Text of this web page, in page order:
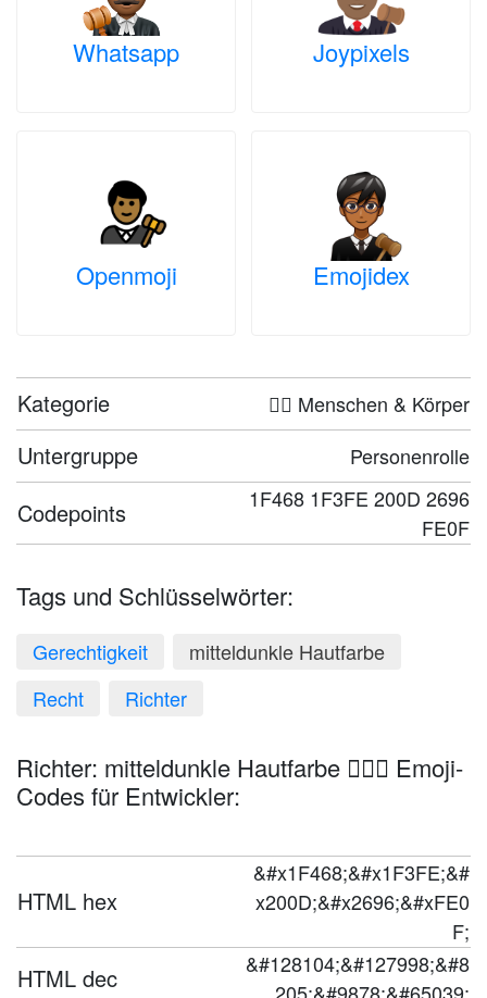
Whatsapp Joypixels
Openmoji Emojidex
Kategorie 🤦‍♀️ Menschen & Körper
Untergruppe Personenrolle
Codepoints
1F468 1F3FE 200D 2696
FE0F
Tags und Schlüsselwörter:
Gerechtigkeit
mitteldunkle Hautfarbe
Recht
Richter
Richter: mitteldunkle Hautfarbe 👨🏾‍⚖️ Emoji-
Codes für Entwickler:
HTML hex
&#x1F468;&#x1F3FE;&#
x200D;&#x2696;&#xFE0
F;
HTML dec
&#128104;&#127998;&#8